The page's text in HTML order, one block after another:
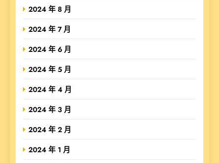
2024 年 8 月
2024 年 7 月
2024 年 6 月
2024 年 5 月
2024 年 4 月
2024 年 3 月
2024 年 2 月
2024 年 1 月